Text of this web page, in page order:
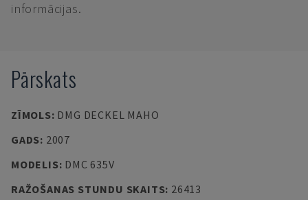
informācijas.
Pārskats
ZĪMOLS: DMG DECKEL MAHO
GADS: 2007
MODELIS: DMC 635V
RAŽOŠANAS STUNDU SKAITS: 26413